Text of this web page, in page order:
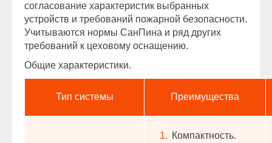
согласование характеристик выбранных
устройств и требований пожарной безопасности.
Учитываются нормы СанПина и ряд других
требований к цеховому оснащению.
Общие характеристики.
Тип системы Преимущества
Компактность.